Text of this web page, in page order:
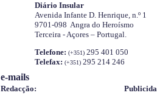
Diário Insular
Avenida Infante D. Henrique, n.º 1
9701-098 Angra do Heroísmo
Terceira - Açores – Portugal.
Telefone: (+351) 295 401 050
Telefax: (+351) 295 214 246
e-mails
Redacção: